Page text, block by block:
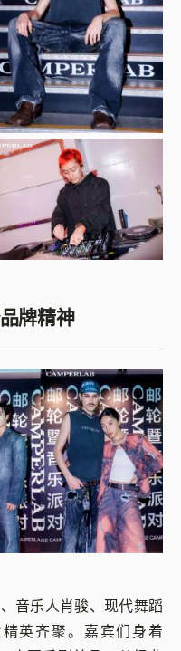
牌精神
音乐人肖骏、现代舞蹈
英齐聚。嘉宾们身着